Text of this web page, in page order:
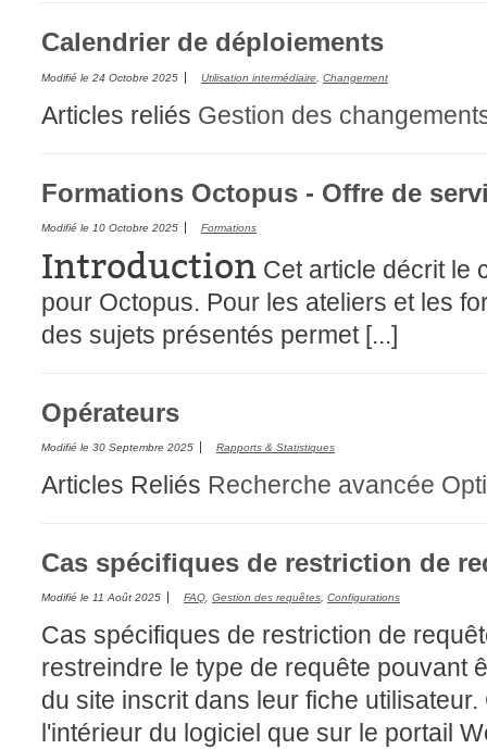
Calendrier de déploiements
Modifié le 24 Octobre 2025 Utilisation intermédiaire Changement
Articles reliés Gestion des
Formations Octopus - Offre de
Modifié le 10 Octobre 2025 Formations
Introduction Cet article décrit le
pour Octopus. Pour les ateliers et les
des sujets présentés permet [...]
Opérateurs
Modifié le 30 Septembre 2025 Rapports & Statistiques
Articles Reliés Recherche avancée
Cas spécifiques de restriction de
Modifié le 11 Août 2025 FAQ Gestion des requêtes Configurations
Cas spécifiques de restriction de
restreindre le type de requête pouvant
du site inscrit dans leur fiche
l'intérieur du logiciel que sur le portail